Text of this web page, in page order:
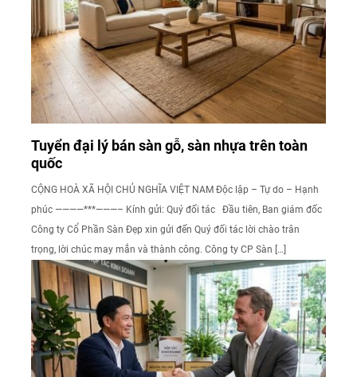
Tuyển đại lý bán sàn gỗ, sàn nhựa trên toàn
quốc
CỘNG HOÀ XÃ HỘI CHỦ NGHĨA VIỆT NAM Độc lập – Tự do – Hạnh
phúc ————***———– Kính gửi: Quý đối tác Đầu tiên, Ban giám đốc
Công ty Cổ Phần Sàn Đẹp xin gửi đến Quý đối tác lời chào trân
trọng, lời chúc may mắn và thành công. Công ty CP Sàn […]